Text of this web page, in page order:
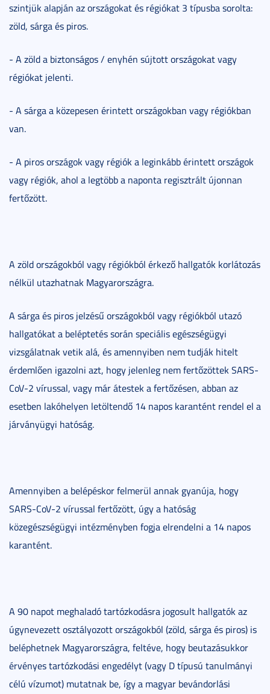
szintjük alapján az országokat és régiókat 3 típusba sorolta:
zöld, sárga és piros.
- A zöld a biztonságos / enyhén sújtott országokat vagy
régiókat jelenti.
- A sárga a közepesen érintett országokban vagy régiókban
van.
- A piros országok vagy régiók a leginkább érintett országok
vagy régiók, ahol a legtöbb a naponta regisztrált újonnan
fertőzött.
A zöld országokból vagy régiókból érkező hallgatók korlátozás
nélkül utazhatnak Magyarországra.
A sárga és piros jelzésű országokból vagy régiókból utazó
hallgatókat a beléptetés során speciális egészségügyi
vizsgálatnak vetik alá, és amennyiben nem tudják hitelt
érdemlően igazolni azt, hogy jelenleg nem fertőzöttek SARS-
CoV-2 vírussal, vagy már átestek a fertőzésen, abban az
esetben lakóhelyen letöltendő 14 napos karantént rendel el a
járványügyi hatóság.
Amennyiben a belépéskor felmerül annak gyanúja, hogy
SARS-CoV-2 vírussal fertőzött, úgy a hatóság
közegészségügyi intézményben fogja elrendelni a 14 napos
karantént.
A 90 napot meghaladó tartózkodásra jogosult hallgatók az
úgynevezett osztályozott országokból (zöld, sárga és piros) is
beléphetnek Magyarországra, feltéve, hogy beutazásukkor
érvényes tartózkodási engedélyt (vagy D típusú tanulmányi
célú vízumot) mutatnak be, így a magyar bevándorlási